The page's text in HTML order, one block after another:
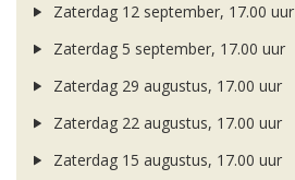
Zaterdag 12 september, 17.00 uur
Zaterdag 5 september, 17.00 uur
Zaterdag 29 augustus, 17.00 uur
Zaterdag 22 augustus, 17.00 uur
Zaterdag 15 augustus, 17.00 uur